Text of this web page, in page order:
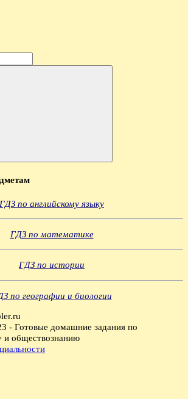
Поиск
ГДЗ по английскому языку
ГДЗ по математике
ГДЗ по истории
по географии и биологии
- Готовые домашние задания по
обществознанию